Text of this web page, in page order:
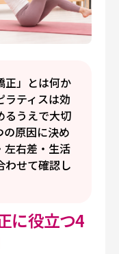
正」とは何か
ラティスは効
るうえで大切
の原因に決め
左右差・生活
わせて確認し
に役立つ4